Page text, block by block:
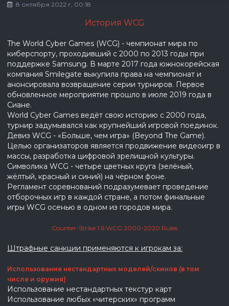
8 октября 2022 г, 00:18
История WCG
The World Cyber Games (WCG) - чемпионат мира по
киберспорту, проходивший с 2000 по 2013 годы при
поддержке Samsung. В марте 2017 года южнокорейская
компания Smilegate выкупила права на чемпионат и
анонсировала возвращение серии турниров. Первое
обновленное мероприятие прошло в июле 2019 года в
Сиане.
World Cyber Games ведёт свою историю с 2000 года,
турнир задумывался как крупнейший игровой поединок.
Девиз WCG - «Больше, чем игра» (Beyond The Game).
Целью организаторов является продвижение видеоигр в
массы, разработка цифровой зрелищной культуры.
Символика WCG - четыре цветных круга (зелёный,
жёлтый, красный и синий) на чёрном фоне.
Регламент соревнований подразумевает проведение
отборочных игр в каждой стране, а потом финальные
игры WCG осенью в одном из городов мира.
Counter-Strike 1.6 WCG 2000-2020 Rules
Штрафные санкции применяются к игрокам за:
Использование нестандартных моделей/скинов (в том
числе и оружия)
Использование нестандартных текстур карт
Использование любых «читерских» программ